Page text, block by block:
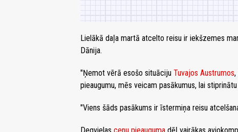
Lielākā daļa martā atcelto reisu ir iekšzemes
Dānija.
"Ņemot vērā esošo situāciju Tuvajos Austrumos,
pieaugumu, mēs veicam pasākumus, lai
"Viens šāds pasākums ir īstermiņa reisu